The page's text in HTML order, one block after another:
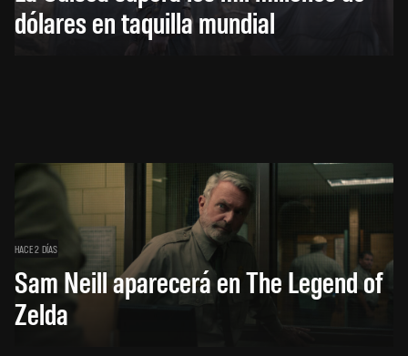
dólares en taquilla mundial
HACE 2 DÍAS
Sam Neill aparecerá en The Legend of
Zelda